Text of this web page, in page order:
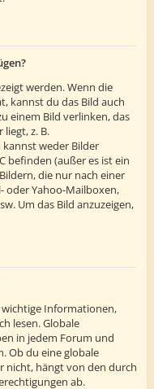
werden. Wenn die
kannst du das Bild auch
einem Bild verlinken, das
z. B.
weder Bilder
befinden (außer es ist ein
die nur nach einer
oder Yahoo-Mailboxen,
Um das Bild anzuzeigen,
Informationen,
lesen. Globale
in jedem Forum und
Ob du eine globale
nicht, hängt von den durch
ab.